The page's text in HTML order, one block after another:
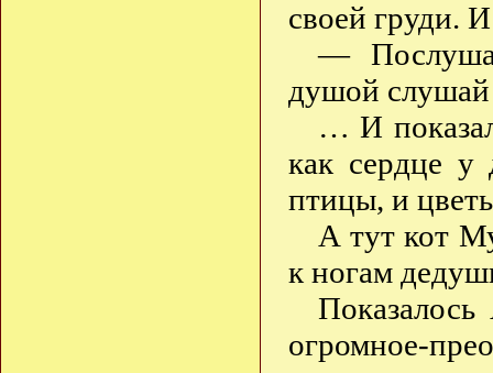
своей груди.
—
душой
… И
как сердце у
птицы, и
А тут кот
к ногам
огромное-